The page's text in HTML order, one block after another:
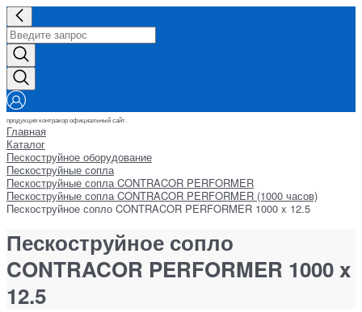
продукция контракор официальный сайт.
Главная
Каталог
Пескоструйное оборудование
Пескоструйные сопла
Пескоструйные сопла CONTRACOR PERFORMER
Пескоструйные сопла CONTRACOR PERFORMER (1000 часов)
Пескоструйное сопло CONTRACOR PERFORMER 1000 x 12.5
Пескоструйное сопло
CONTRACOR PERFORMER 1000 x
12.5